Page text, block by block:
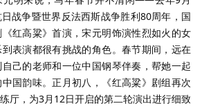
战争暨世界反法西斯战争胜利80周年，国
红高粱》首演，宋元明饰演性烈如火的女
表演都很有挑战的角色。春节期间，远在
己的老师和一位中国钢琴伴奏，帮她一起
国韵味。正月初八，《红高粱》剧组再次
厅，为3月12日开启的第二轮演出进行细致